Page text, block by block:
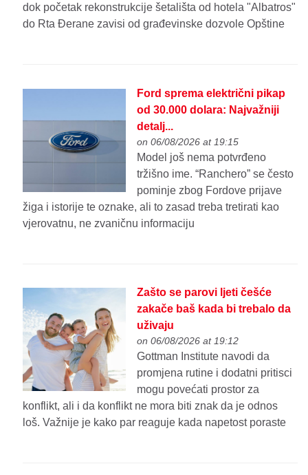
dok početak rekonstrukcije šetališta od hotela "Albatros"
do Rta Đerane zavisi od građevinske dozvole Opštine
Ford sprema električni pikap
od 30.000 dolara: Najvažniji
detalj...
on 06/08/2026 at 19:15
Model još nema potvrđeno
tržišno ime. “Ranchero” se često
pominje zbog Fordove prijave
žiga i istorije te oznake, ali to zasad treba tretirati kao
vjerovatnu, ne zvaničnu informaciju
Zašto se parovi ljeti češće
zakače baš kada bi trebalo da
uživaju
on 06/08/2026 at 19:12
Gottman Institute navodi da
promjena rutine i dodatni pritisci
mogu povećati prostor za
konflikt, ali i da konflikt ne mora biti znak da je odnos
loš. Važnije je kako par reaguje kada napetost poraste